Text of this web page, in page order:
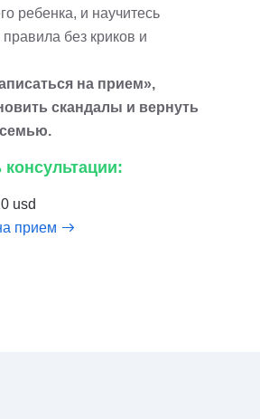
ребенка, и научитесь
без криков и
на прием»,
скандалы и вернуть
usd
прием